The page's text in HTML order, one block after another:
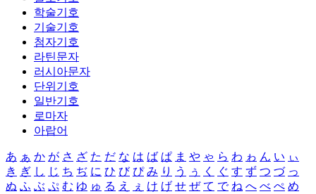
학술기호
기술기호
첨자기호
라틴문자
러시아문자
단위기호
일반기호
로마자
아랍어
あ ぁ か が さ ざ た だ な は ば ぱ ま や ゃ ら わ ゎ ん い ぃ
き ぎ し じ ち ぢ に ひ び ぴ み り う ぅ く ぐ す ず つ づ っ
ぬ ふ ぶ ぷ む ゆ ゅ る え ぇ け げ せ ぜ て で ね へ べ ぺ め